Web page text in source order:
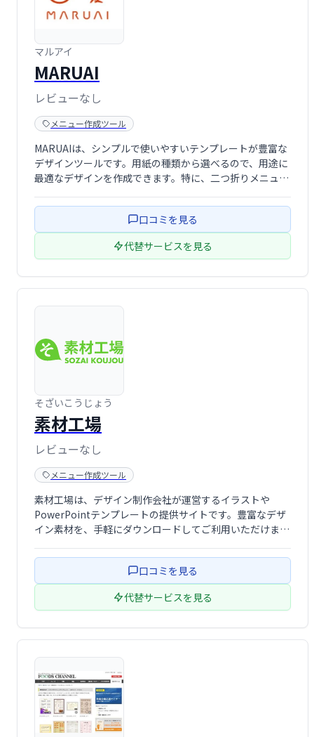
マルアイ
MARUAI
レビューなし
メニュー作成ツール
MARUAIは、シンプルで使いやすいテンプレートが豊富な
デザインツールです。用紙の種類から選べるので、用途に
最適なデザインを作成できます。特に、二つ折りメニュー
最適です。手軽に高品質なデザインを作成したい方におす
口コミを見る
代替サービスを見る
そざいこうじょう
素材工場
レビューなし
メニュー作成ツール
素材工場は、デザイン制作会社が運営するイラストや
PowerPointテンプレートの提供サイトです。豊富なデザ
イン素材を、手軽にダウンロードしてご利用いただけま
づくりをサポートします。
口コミを見る
代替サービスを見る